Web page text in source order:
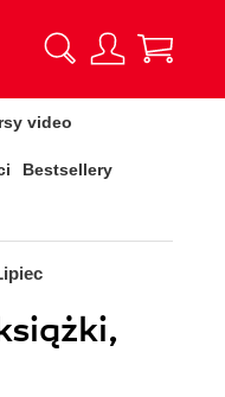
video
Bestsellery